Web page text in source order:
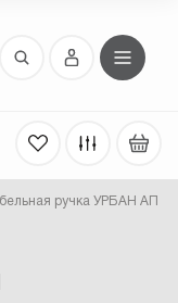
ручка УРБАН АП